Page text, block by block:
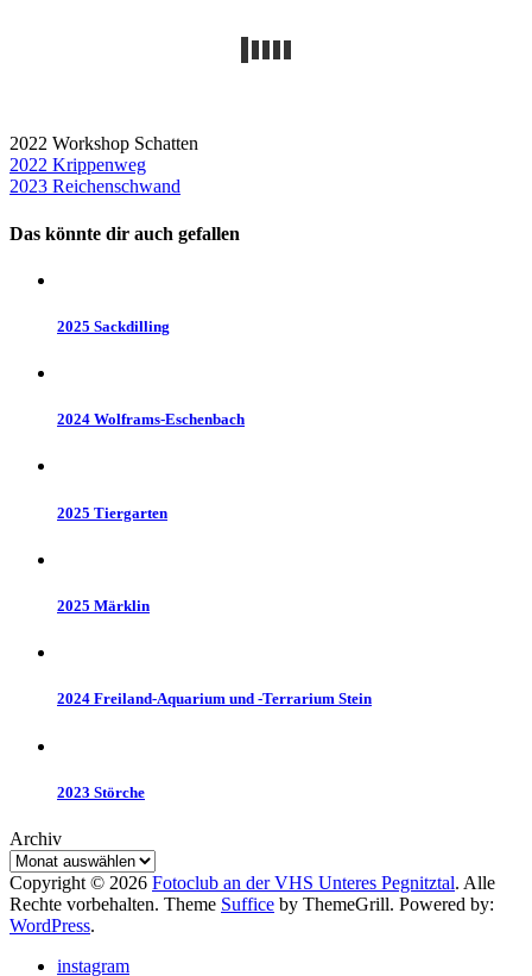
2022 Workshop Schatten
Beitragsnavigation
2022 Krippenweg
2023 Reichenschwand
Das könnte dir auch gefallen
2025 Sackdilling
2024 Wolframs-Eschenbach
2025 Tiergarten
2025 Märklin
2024 Freiland-Aquarium und -Terrarium Stein
2023 Störche
Archiv
Copyright © 2026 Fotoclub an der VHS Unteres Pegnitztal. Alle
Rechte vorbehalten. Theme Suffice by ThemeGrill. Powered by:
WordPress.
instagram